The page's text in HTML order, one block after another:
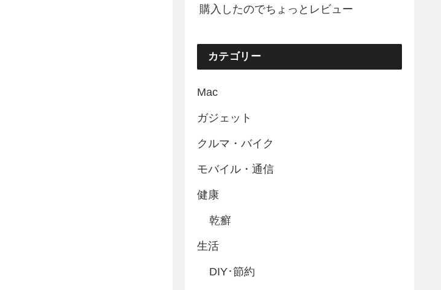
購入したのでちょっとレビュー
カテゴリー
Mac
ガジェット
クルマ・バイク
モバイル・通信
健康
乾癬
生活
DIY･節約